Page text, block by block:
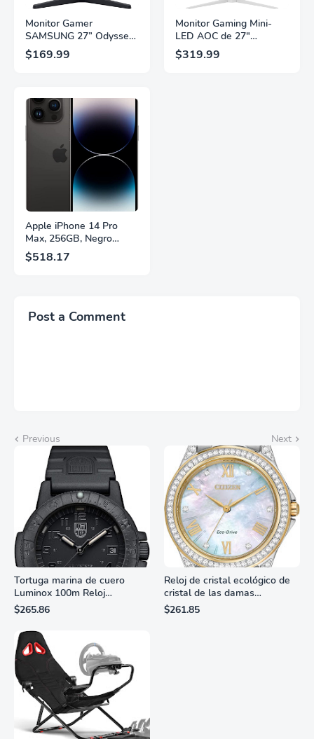
Monitor Gamer
SAMSUNG 27” Odyssey
G5 G53F con Resolución
QHD, HDR10,
Panel IPS, AMD
FreeSync™ Premium,
Ecualizador Negro,
Cambio Automático de
Fuente,
LS27FG532ENXZA
$169.99
Monitor Gaming Mini-
LED AOC de 27"
Pulgadas, QHD
2560×1440, 320Hz, 1ms
$319.99
Apple iPhone 14 Pro
Max, 256GB, Negro
Espacial - Desbloqueado
(Renovado)
$518.17
Post a Comment
Previous Next
Tortuga marina de cuero
Luminox 100m Reloj
analógico de cuarzo
resistente al agua
$265.86
Reloj de cristal ecológico de
cristal de las damas
ciudadanas, 3 manos,
marcadores de números
$261.85